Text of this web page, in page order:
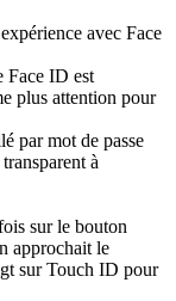
avec Face
Face ID est
plus attention pour
par mot de passe
à
sur le bouton
approchait le
sur Touch ID pour